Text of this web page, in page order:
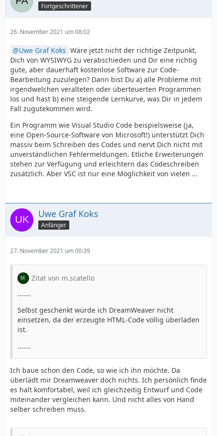
Fortgeschrittener
26. November 2021 um 08:02
Uwe Graf Koks Wäre jetzt nicht der richtige Zeitpunkt,
Dich von WYSIWYG zu verabschieden und Dir eine richtig
gute, aber dauerhaft kostenlose Software zur Code-
Bearbeitung zuzulegen? Dann bist Du a) alle Probleme mit
irgendwelchen veralteten oder überteuerten Programmen
los und hast b) eine steigende Lernkurve, was Dir in jedem
Fall zugutekommen wird.
Ein Programm wie Visual Studio Code beispielsweise (ja,
eine Open-Source-Software von Microsoft!) unterstützt Dich
massiv beim Schreiben des Codes und nervt Dich nicht mit
unverständlichen Fehlermeldungen. Etliche Erweiterungen
stehen zur Verfügung und erleichtern das Codeschreiben
zusätzlich. Aber VSC ist nur eine Möglichkeit von vielen ...
Uwe Graf Koks
Anfänger
27. November 2021 um 00:39
Zitat von m.scatello
.......
Selbst geschenkt würde ich DreamWeaver nicht
einsetzen, da der erzeugte HTML-Code völlig überladen
ist.
.......
Ich baue schon den Code, so wie ich ihn möchte. Da
überlädt mir Dreamweaver doch nichts. Ich persönlich finde
es halt komfortabel, weil ich gleichzeitig Entwurf und Code
miteinander vergleichen kann. Und nicht alles von Hand
selber schreiben muss.